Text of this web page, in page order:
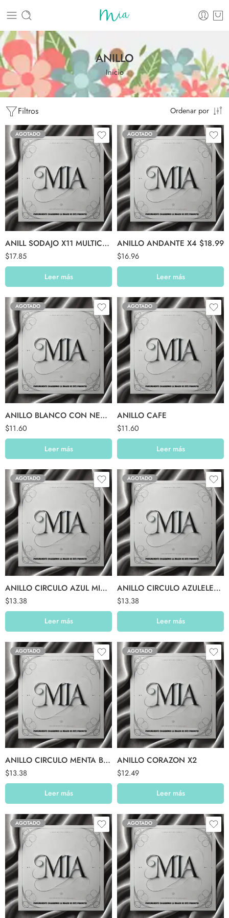
ANILLO
Inicio
Filtros Ordenar por
AGOTADO
ANILL SODAJO X11 MULTICOLOR
$17.85
Leer más
AGOTADO
ANILLO ANDANTE X4 $18.99
$16.96
Leer más
AGOTADO
ANILLO BLANCO CON NEGRO
$11.60
Leer más
AGOTADO
ANILLO CAFE
$11.60
Leer más
AGOTADO
ANILLO CIRCULO AZUL MINI MULLO
$13.38
Leer más
AGOTADO
ANILLO CIRCULO AZULELEC BORDE BRILLOS
$13.38
Leer más
AGOTADO
ANILLO CIRCULO MENTA BORDE DORADO
$13.38
Leer más
AGOTADO
ANILLO CORAZON X2
$12.49
Leer más
AGOTADO AGOTADO